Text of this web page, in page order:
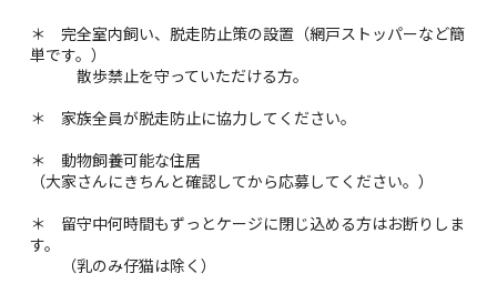
＊ 完全室内飼い、脱走防止策の設置（網戸ストッパーなど簡
単です。）
散歩禁止を守っていただける方。
＊ 家族全員が脱走防止に協力してください。
＊ 動物飼養可能な住居
（大家さんにきちんと確認してから応募してください。）
＊ 留守中何時間もずっとケージに閉じ込める方はお断りしま
す。
（乳のみ仔猫は除く）